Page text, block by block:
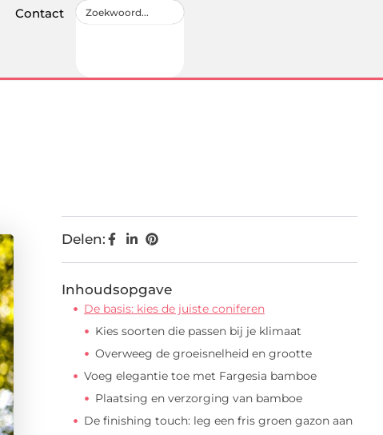
Contact
Delen:
Inhoudsopgave
De basis: kies de juiste coniferen
Kies soorten die passen bij je klimaat
Overweeg de groeisnelheid en grootte
Voeg elegantie toe met Fargesia bamboe
Plaatsing en verzorging van bamboe
De finishing touch: leg een fris groen gazon aan